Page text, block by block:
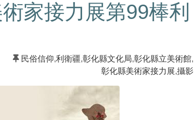
家接力展第99棒利
民俗信仰,利衛疆,彰化縣文化局,彰化縣立美術館,
彰化縣美術家接力展,攝影